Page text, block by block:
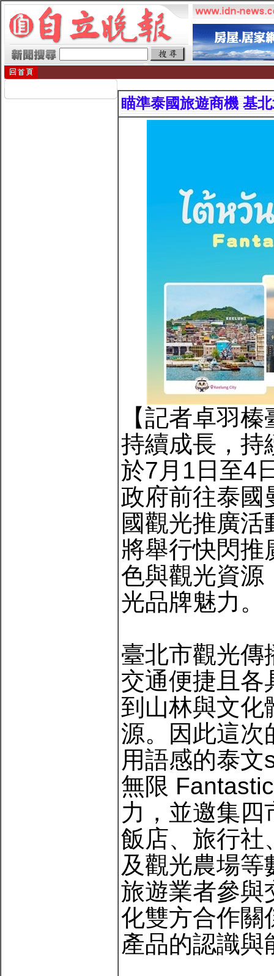
瞄準泰國旅遊商機 基
【記者卓羽
持續成長，持
於7月1日至4
政府前往泰國
國觀光推廣
將舉行快閃推
色與觀光資源
光品牌魅力。
臺北市觀光傳
交通便捷且各
到山林與文化
源。因此這次
用語感的泰
無限
力，並邀集四
飯店、旅行社
及觀光農場等
旅遊業者參與
化雙方合作關
產品的認識與